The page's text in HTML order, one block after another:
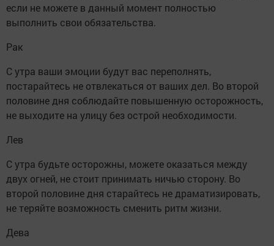
если не можете в данный момент полностью
выполнить свои обязательства.
Рак
С утра ваши эмоции будут вас переполнять,
постарайтесь не отвлекаться от ваших дел. Во второй
половине дня соблюдайте повышенную осторожность,
не выходите на улицу без острой необходимости.
Лев
С утра будьте осторожны, можете оказаться между
двух огней, не стоит принимать ничью сторону. Во
второй половине дня старайтесь не драматизировать,
не теряйте возможность сменить ритм жизни.
Дева